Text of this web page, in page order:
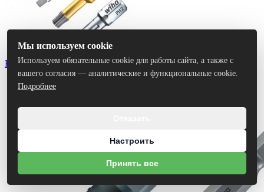
Биты
Мы используем cookie
Используем обязательные cookie для работы сайта, а также с
вашего согласия — аналитические и функциональные cookie.
Подробнее
Настроить
Принять все